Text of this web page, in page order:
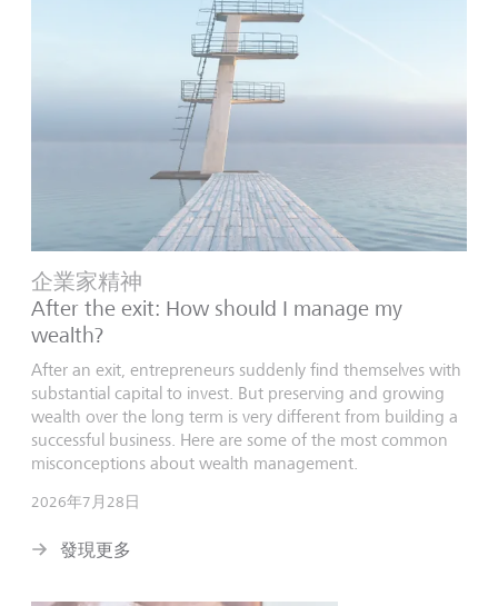
企業家精神
After the exit: How should I manage my
wealth?
After an exit, entrepreneurs suddenly find themselves with
substantial capital to invest. But preserving and growing
wealth over the long term is very different from building a
successful business. Here are some of the most common
misconceptions about wealth management.
2026年7月28日
發現更多